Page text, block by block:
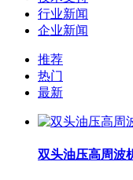
行业新闻
企业新闻
推荐
热门
最新
双头油压高周波